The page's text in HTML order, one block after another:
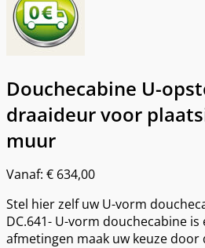
Douchecabine U-
draaideur voor
muur
Vanaf: € 634,00
Stel hier zelf uw U-vorm
DC.641- U-vorm douchecabine
afmetingen maak uw keuze